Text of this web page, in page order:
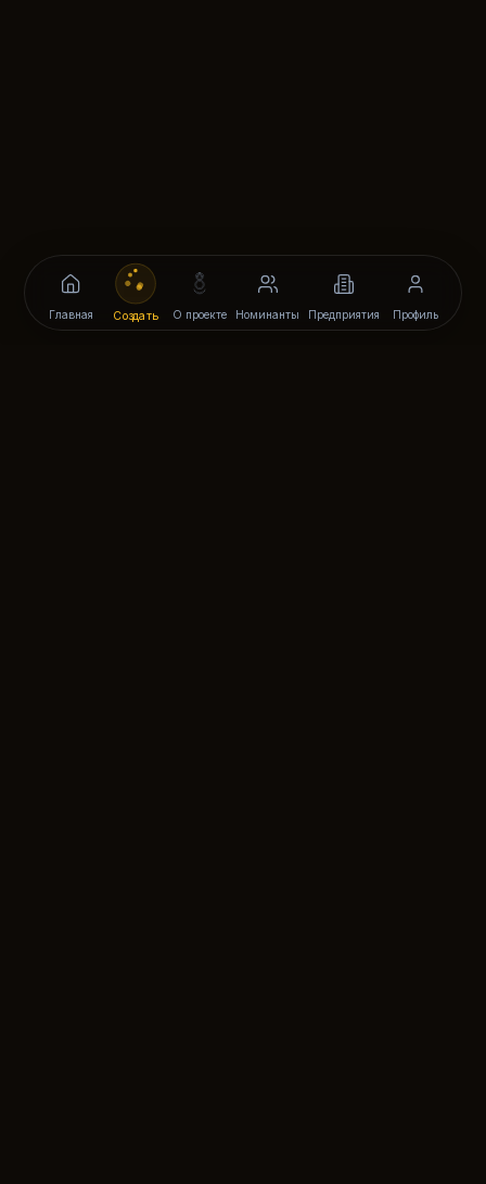
Главная Создать О проекте Номинанты Предприятия Профиль